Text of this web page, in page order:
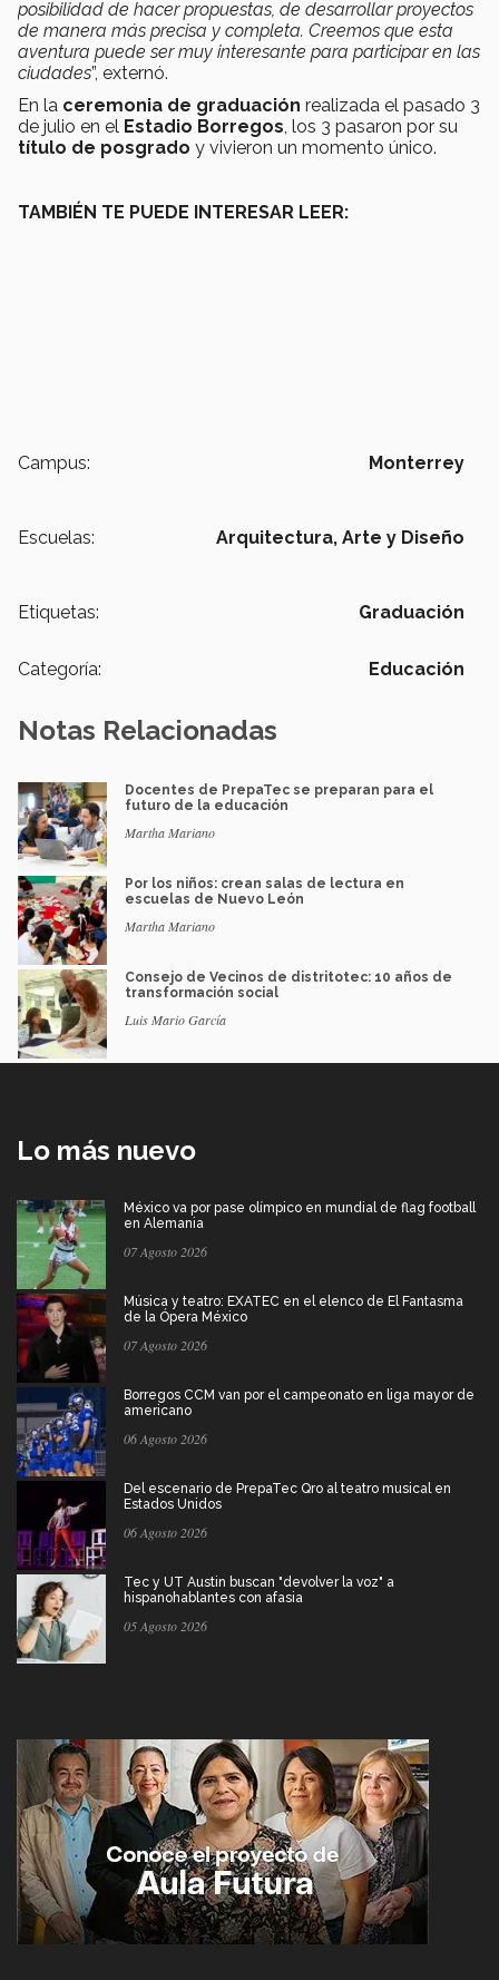
posibilidad de hacer propuestas, de desarrollar proyectos
de manera más precisa y completa. Creemos que esta
aventura puede ser muy interesante para participar en las
ciudades”, externó.
En la ceremonia de graduación realizada el pasado 3
de julio en el Estadio Borregos, los 3 pasaron por su
título de posgrado y vivieron un momento único.
TAMBIÉN TE PUEDE INTERESAR LEER:
Campus: Monterrey
Escuelas: Arquitectura, Arte y Diseño
Etiquetas: Graduación
Categoría: Educación
Notas Relacionadas
Docentes de PrepaTec se preparan para el
futuro de la educación
Martha Mariano
Por los niños: crean salas de lectura en
escuelas de Nuevo León
Martha Mariano
Consejo de Vecinos de distritotec: 10 años de
transformación social
Luis Mario García
Lo más nuevo
México va por pase olímpico en mundial de flag football
en Alemania
07 Agosto 2026
Música y teatro: EXATEC en el elenco de El Fantasma
de la Ópera México
07 Agosto 2026
Borregos CCM van por el campeonato en liga mayor de
americano
06 Agosto 2026
Del escenario de PrepaTec Qro al teatro musical en
Estados Unidos
06 Agosto 2026
Tec y UT Austin buscan "devolver la voz" a
hispanohablantes con afasia
05 Agosto 2026